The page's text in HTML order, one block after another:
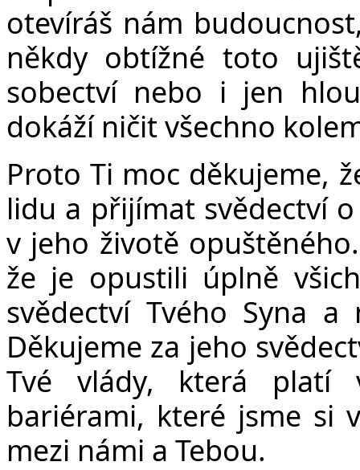
otevíráš nám
někdy obtížné toto
sobectví nebo i jen
dokáží ničit všechno
Proto Ti moc děkujeme,
lidu a přijímat svědectví
v jeho životě
že je opustili úplně
svědectví Tvého Syna a
Děkujeme za jeho
Tvé vlády, která platí
bariérami, které jsme si
mezi námi a Tebou.